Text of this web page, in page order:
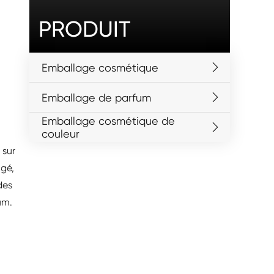
PRODUIT
Emballage cosmétique
Emballage de parfum
Emballage cosmétique de
couleur